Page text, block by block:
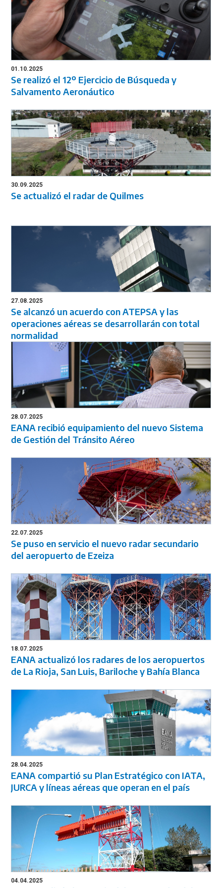
01.10.2025
Se realizó el 12º Ejercicio de Búsqueda y
Salvamento Aeronáutico
30.09.2025
Se actualizó el radar de Quilmes
27.08.2025
Se alcanzó un acuerdo con ATEPSA y las
operaciones aéreas se desarrollarán con total
normalidad
28.07.2025
EANA recibió equipamiento del nuevo Sistema
de Gestión del Tránsito Aéreo
22.07.2025
Se puso en servicio el nuevo radar secundario
del aeropuerto de Ezeiza
18.07.2025
EANA actualizó los radares de los aeropuertos
de La Rioja, San Luis, Bariloche y Bahía Blanca
28.04.2025
EANA compartió su Plan Estratégico con IATA,
JURCA y líneas aéreas que operan en el país
04.04.2025